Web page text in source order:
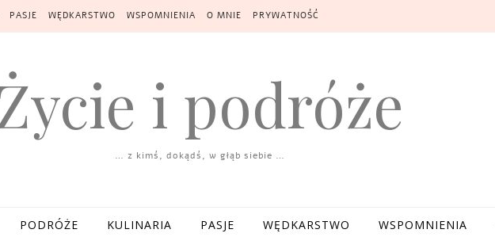
PASJE WĘDKARSTWO WSPOMNIENIA O MNIE PRYWATNOŚĆ
i podróże
… z kimś, dokądś, w głąb siebie …
PODRÓŻE KULINARIA PASJE WĘDKARSTWO WSPOMNIENIA